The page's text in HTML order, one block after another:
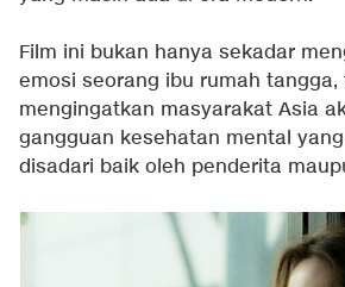
Film ini bukan hanya sekadar
emosi seorang ibu rumah tangga,
mengingatkan masyarakat Asia
gangguan kesehatan mental
disadari baik oleh penderita